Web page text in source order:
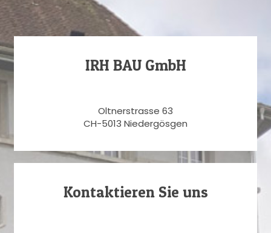
IRH BAU GmbH
Oltnerstrasse 63
CH-5013 Niedergösgen
Kontaktieren Sie uns